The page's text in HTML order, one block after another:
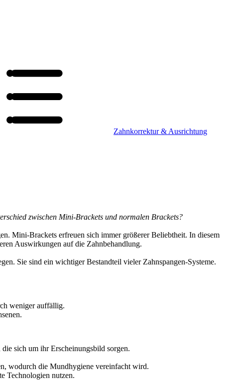
Zahnkorrektur & Ausrichtung
zwischen Mini-Brackets und normalen Brackets?
Mini-Brackets erfreuen sich immer größerer Beliebtheit. In diesem
Auswirkungen auf die Zahnbehandlung.
Sie sind ein wichtiger Bestandteil vieler Zahnspangen-Systeme.
weniger auffällig.
sich um ihr Erscheinungsbild sorgen.
wodurch die Mundhygiene vereinfacht wird.
Technologien nutzen.